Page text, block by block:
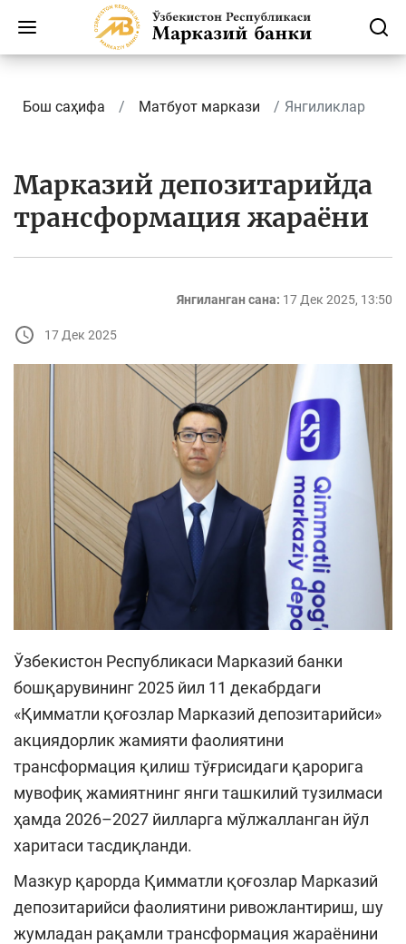
Бош саҳифа Матбуот маркази Янгиликлар
Марказий депозитарийда
трансформация жараёни
Янгиланган сана: 17 Дек 2025, 13:50
17 Дек 2025
Ўзбекистон Республикаси Марказий банки
бошқарувининг 2025 йил 11 декабрдаги
«Қимматли қоғозлар Марказий депозитарийси»
акциядорлик жамияти фаолиятини
трансформация қилиш тўғрисидаги қарорига
мувофиқ жамиятнинг янги ташкилий тузилмаси
ҳамда 2026–2027 йилларга мўлжалланган йўл
харитаси тасдиқланди.
Мазкур қарорда Қимматли қоғозлар Марказий
депозитарийси фаолиятини ривожлантириш, шу
жумладан рақамли трансформация жараёнини